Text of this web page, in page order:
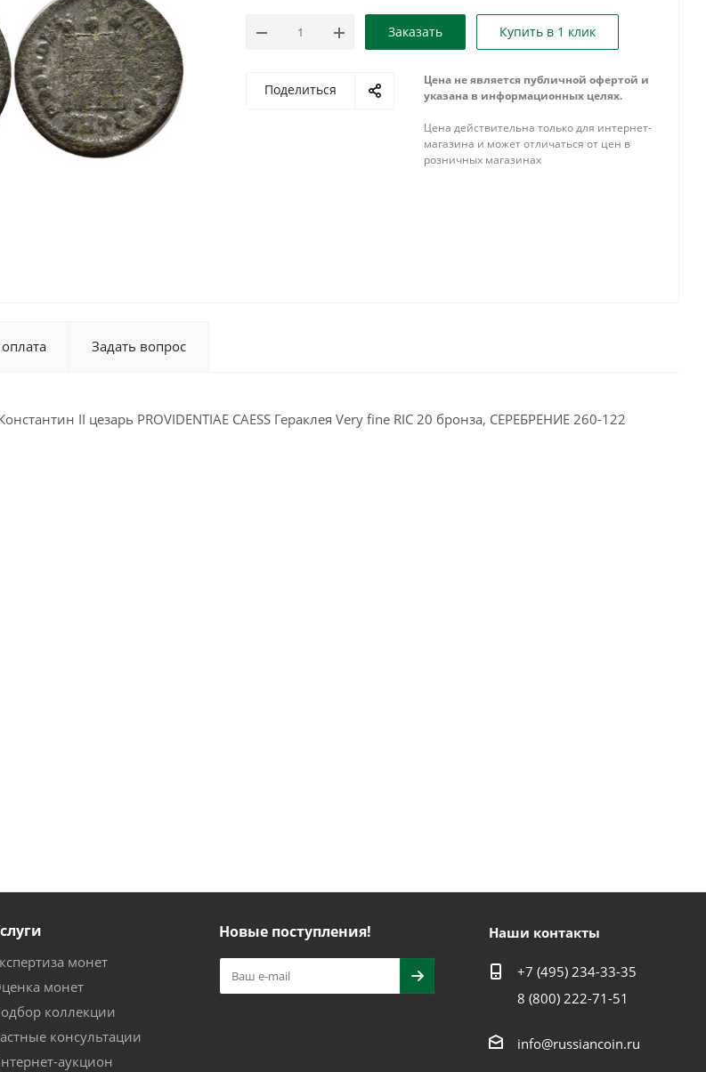
Заказать Купить в 1 клик
Поделиться
Цена не является публичной офертой и
указана в информационных целях.
Цена действительна только для интернет-
магазина и может отличаться от цен в
розничных магазинах
Задать вопрос
II цезарь PROVIDENTIAE CAESS Гераклея Very fine RIC 20 бронза, СЕРЕБРЕНИЕ 260-122
монет
монет
коллекции
консультации
аукцион
Новые поступления! Наши контакты
+7 (495) 234-33-35
8 (800) 222-71-51
info@russiancoin.ru